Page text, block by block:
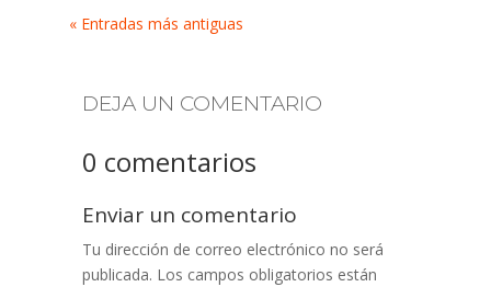
« Entradas más antiguas
DEJA UN COMENTARIO
0 comentarios
Enviar un comentario
Tu dirección de correo electrónico no será
publicada. Los campos obligatorios están